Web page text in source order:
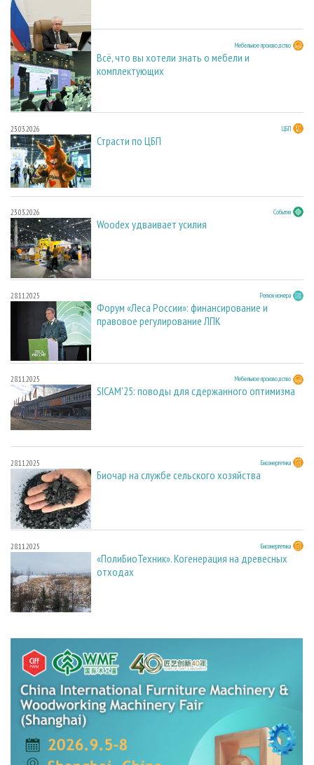
23.03.2026 Мебельное производство
Всё, что вы хотели знать о мебели и
комплектующих
23.03.2026 ЦБП
Страсти по ЦБП
23.03.2026 События
Woodex удваивает усилия
28.11.2025 Регион номера
Форум «Леса России»: финансирование и
правовое регулирование ЛПК
28.11.2025 Мебельное производство
SICAM'25: поводы для сдержанного оптимизма
28.11.2025 Биоэнергетика
Биочар на службе сельского хозяйства
28.11.2025 Биоэнергетика
«ПолиБиоТехник». Когенерация на древесных
отходах